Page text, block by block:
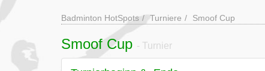
Badminton HotSpots Turniere Smoof Cup
Smoof Cup - Turnier